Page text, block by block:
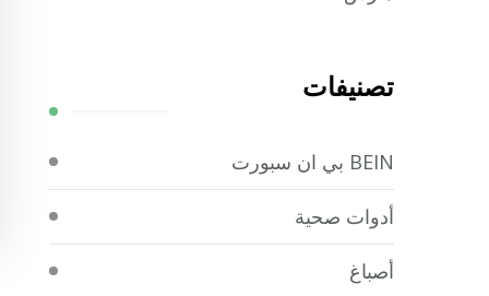
تصنيفات
BEIN بي ان سبورت
أدوات صحية
أصباغ